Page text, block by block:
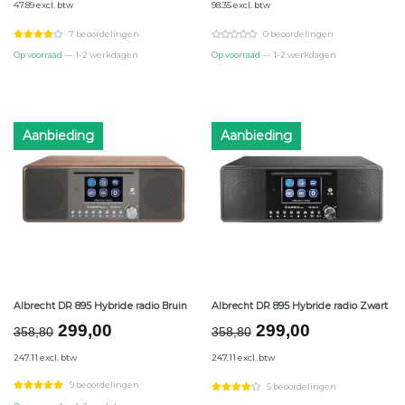
was:
€69,54.€57,95.
47.89 excl. btw
7 beoordelingen
Op voorraad — 1-2 werkdagen
was:
€142,80.€119,00.
98.35 excl. btw
0 beoordelingen
Op voorraad — 1-2 werkdagen
Aanbieding
Albrecht DR 895 Hybride radio Bruin
358,80 Oorspronkelijke
was:
€358,80.
299,00Huidige
€299,00.
247.11 excl. btw
9 beoordelingen
Aanbieding
Albrecht DR 895 Hybride radio Zwart
358,80 Oorspronkelijke
was:
€358,80.
299,00Huidige
€299,00.
247.11 excl. btw
5 beoordelingen